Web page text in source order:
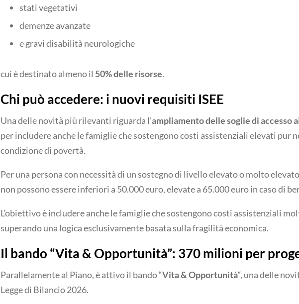
stati vegetativi
demenze avanzate
e gravi disabilità neurologiche
cui è destinato almeno il 50% delle risorse.
Chi può accedere: i nuovi requisiti ISEE
Una delle novità più rilevanti riguarda l’ampliamento delle soglie di accesso
per includere anche le famiglie che sostengono costi assistenziali elevati pur
condizione di povertà.
Per una persona con necessità di un sostegno di livello elevato o molto
non possono essere inferiori a 50.000 euro, elevate a 65.000 euro in caso di
L’obiettivo è includere anche le famiglie che sostengono costi assistenziali
superando una logica esclusivamente basata sulla fragilità economica.
Il bando “Vita & Opportunità”: 370 milioni per
Parallelamente al Piano, è attivo il bando “Vita & Opportunità“, una delle
Legge di Bilancio 2026.